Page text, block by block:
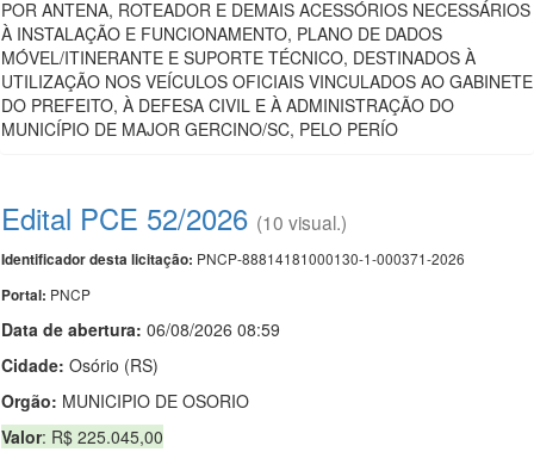
POR ANTENA, ROTEADOR E DEMAIS ACESSÓRIOS NECESSÁRIOS
À INSTALAÇÃO E FUNCIONAMENTO, PLANO DE DADOS
MÓVEL/ITINERANTE E SUPORTE TÉCNICO, DESTINADOS À
UTILIZAÇÃO NOS VEÍCULOS OFICIAIS VINCULADOS AO GABINETE
DO PREFEITO, À DEFESA CIVIL E À ADMINISTRAÇÃO DO
MUNICÍPIO DE MAJOR GERCINO/SC, PELO PERÍO
Edital PCE 52/2026 (10 visual.)
Identificador desta licitação: PNCP-88814181000130-1-000371-2026
Portal: PNCP
Data de abertura: 06/08/2026 08:59
Cidade: Osório (RS)
Orgão: MUNICIPIO DE OSORIO
Valor: R$ 225.045,00